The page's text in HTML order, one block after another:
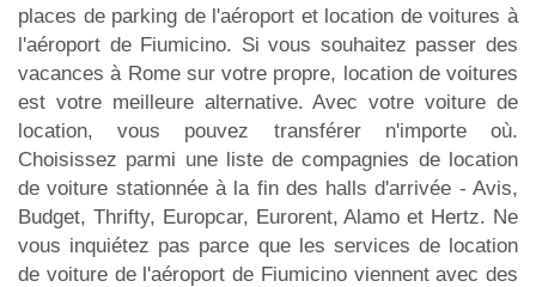
places de parking de l'aéroport et location de voitures à
l'aéroport de Fiumicino. Si vous souhaitez passer des
vacances à Rome sur votre propre, location de voitures
est votre meilleure alternative. Avec votre voiture de
location, vous pouvez transférer n'importe où.
Choisissez parmi une liste de compagnies de location
de voiture stationnée à la fin des halls d'arrivée - Avis,
Budget, Thrifty, Europcar, Eurorent, Alamo et Hertz. Ne
vous inquiétez pas parce que les services de location
de voiture de l'aéroport de Fiumicino viennent avec des